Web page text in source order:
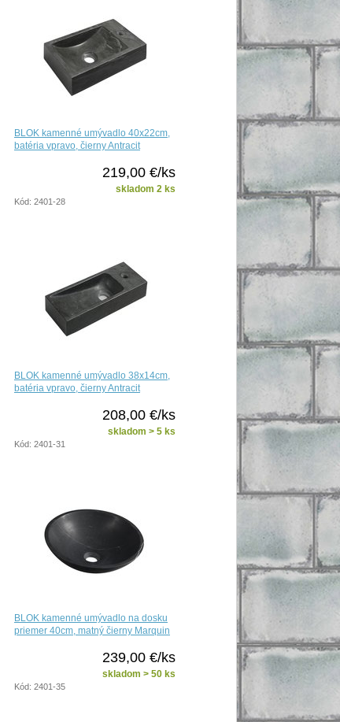
BLOK kamenné umývadlo 40x22cm,
batéria vpravo, čierny Antracit
219,00 €/ks
skladom 2 ks
Kód: 2401-28
BLOK kamenné umývadlo 38x14cm,
batéria vpravo, čierny Antracit
208,00 €/ks
skladom > 5 ks
Kód: 2401-31
BLOK kamenné umývadlo na dosku
priemer 40cm, matný čierny Marquin
239,00 €/ks
skladom > 50 ks
Kód: 2401-35